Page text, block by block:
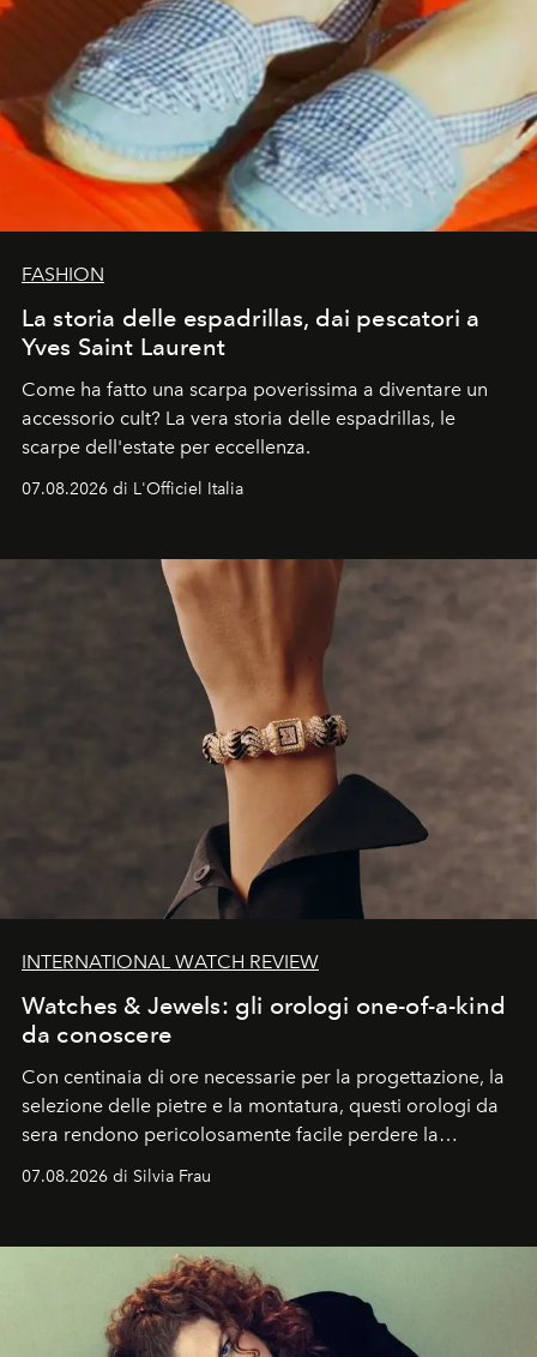
FASHION
La storia delle espadrillas, dai pescatori a
Yves Saint Laurent
Come ha fatto una scarpa poverissima a diventare un
accessorio cult? La vera storia delle espadrillas, le
scarpe dell'estate per eccellenza.
07.08.2026 di L'Officiel Italia
INTERNATIONAL WATCH REVIEW
Watches & Jewels: gli orologi one-of-a-kind
da conoscere
Con centinaia di ore necessarie per la progettazione, la
selezione delle pietre e la montatura, questi orologi da
sera rendono pericolosamente facile perdere la
07.08.2026 di Silvia Frau